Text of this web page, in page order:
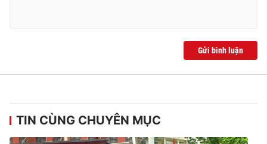
Gửi bình luận
TIN CÙNG CHUYÊN MỤC